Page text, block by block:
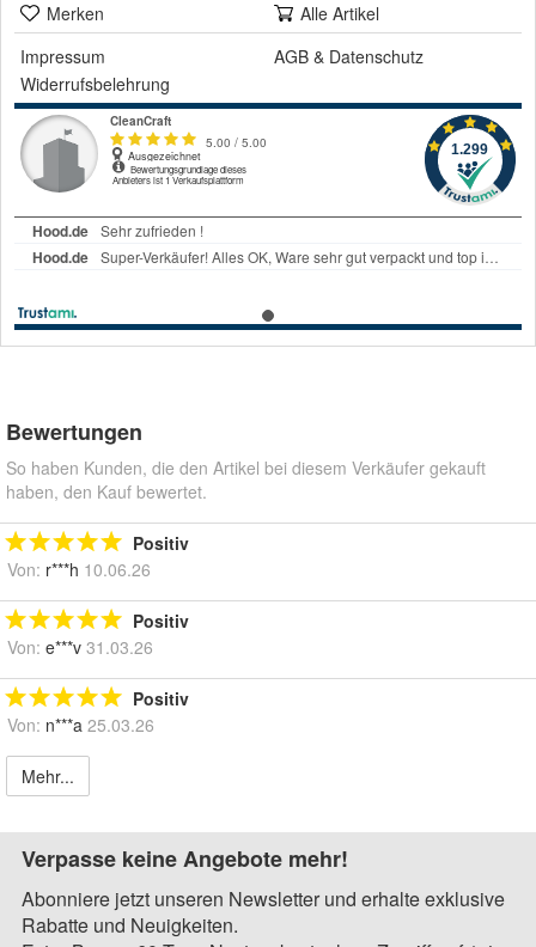
Merken
Alle Artikel
Impressum
AGB & Datenschutz
Widerrufsbelehrung
Bewertungen
So haben Kunden, die den Artikel bei diesem Verkäufer gekauft
haben, den Kauf bewertet.
Positiv
Von: r***h 10.06.26
Positiv
Von: e***v 31.03.26
Positiv
Von: n***a 25.03.26
Mehr...
Verpasse keine Angebote mehr!
Abonniere jetzt unseren Newsletter und erhalte exklusive
Rabatte und Neuigkeiten.